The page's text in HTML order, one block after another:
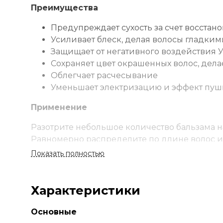
Преимущества
Предупреждает сухость за счет
Усиливает блеск, делая волосы
Защищает от негативного воздействия
Сохраняет цвет окрашенных волос,
Облегчает расчесывание
Уменьшает электризацию и эффект
Применение
Разотрите небольшое количество бальзама
Равномерно распределите по длине волос
Ингредиенты
Dimethicone, Hydroxyethylcellulose, Parfum
77891, Hexyl Cinnamal, Bht, Linalool,
Показать полностью
Характеристики
Основные